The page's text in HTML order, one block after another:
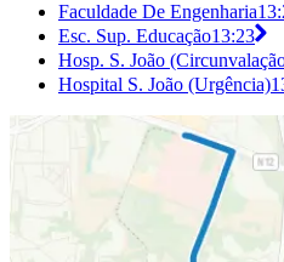
Faculdade De Engenharia
Esc. Sup. Educação13:23
Hosp. S. João
Hospital S. João (Urgência)